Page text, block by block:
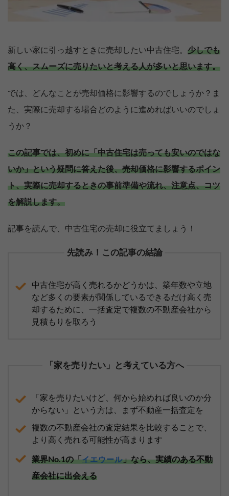
新しい家に引っ越すときに売却したい中古住宅。 少しでも
高く、スムーズに売りたいと考える人が多いと思います。
では、どんなことが売却価格に影響するのでしょうか？ま
た、実際に売却する場合どのように進めればいいのでしょ
うか？
この記事では、初めに「中古住宅は売っても安いのではな
いか」という疑問に答えた後、売却価格に影響するポイン
ト、実際に売却するときの事前準備や流れ、注意点、コツ
を解説します。
記事を読んで、中古住宅の売却に役立てましょう！
先読み！この記事の結論
中古住宅が高く売れるかどうかは、築年数や立地
など多くの要素が関係しているできるだけ高く売
却するために、一括査定で複数の不動産会社から
見積もりを取ろう
「家を売りたい」と考えている方へ
「家を売りたいけど、何から始めれば良いのか分
からない」という方は、まず不動産一括査定を
複数の不動産会社の査定結果を比較することで、
より高く売れる可能性が高まります
業界No.1の「イエウール」なら、実績のある不動
産会社に出会える